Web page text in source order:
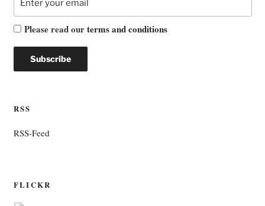
Please read ourterms and conditions
RSS
RSS-Feed
FLICKR